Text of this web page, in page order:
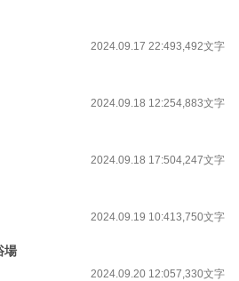
2024.09.17 22:493,492文字
2024.09.18 12:254,883文字
2024.09.18 17:504,247文字
2024.09.19 10:413,750文字
場
2024.09.20 12:057,330文字